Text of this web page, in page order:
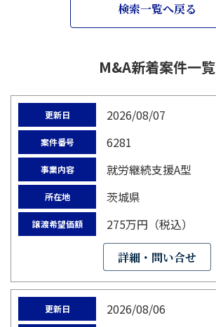
検索一覧へ戻る
M&A新着案件一覧
更新日 2026/08/07
案件番号 6281
事業内容 就労継続支援A型
所在地 茨城県
譲渡希望価額 275万円（税込）
詳細・問い合せ
更新日 2026/08/06